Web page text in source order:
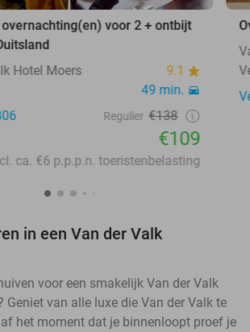
overnachting(en) voor 2 + ontbijt
Hotel Moers
9.1
49 min.
Regulier €138
€109
ca. €6 p.p.p.n. toeristenbelasting
in een Van der Valk
voor een smakelijk Van der Valk
Geniet van alle luxe die Van der Valk te
het moment dat je binnenloopt proef je